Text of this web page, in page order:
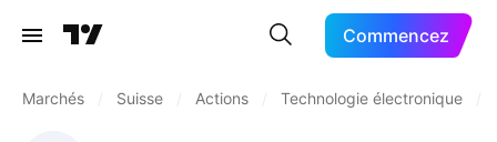
Commencez
Marchés Suisse Actions Technologie électronique